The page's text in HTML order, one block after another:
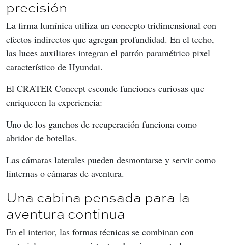
precisión
La firma lumínica utiliza un concepto tridimensional con
efectos indirectos que agregan profundidad. En el techo,
las luces auxiliares integran el patrón paramétrico pixel
característico de Hyundai.
El CRATER Concept esconde funciones curiosas que
enriquecen la experiencia:
Uno de los ganchos de recuperación funciona como
abridor de botellas.
Las cámaras laterales pueden desmontarse y servir como
linternas o cámaras de aventura.
Una cabina pensada para la
aventura continua
En el interior, las formas técnicas se combinan con